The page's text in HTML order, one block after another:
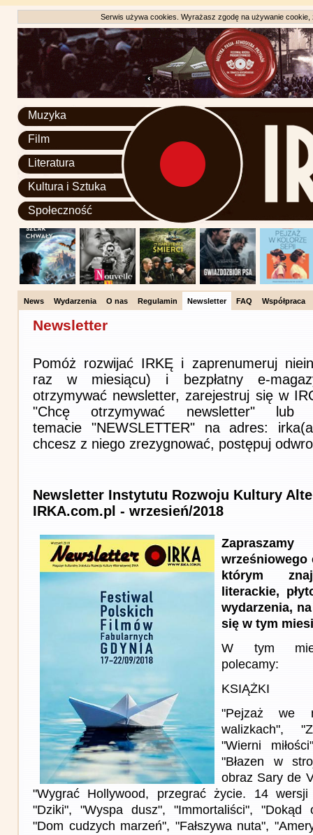
Serwis używa cookies. Wyrażasz zgodę na używanie
Muzyka
Film
Literatura
Kultura i Sztuka
Społeczność
News Wydarzenia O nas Regulamin Newsletter FAQ Współpraca
Newsletter
Pomóż rozwijać IRKĘ i zaprenumeruj
raz w miesiącu) i bezpłatny e-
otrzymywać newsletter, zarejestruj się w
"Chcę otrzymywać newsletter"
temacie "NEWSLETTER" na adres:
chcesz z niego zrezygnować, postępuj
Newsletter Instytutu Rozwoju Kultury
IRKA.com.pl - wrzesień/2018
wrześniowego
którym
literackie,
wydarzenia,
się w tym
W tym
polecamy:
KSIĄŻKI
"Pejzaż we
walizkach",
"Wierni
"Błazen w
obraz Sary de
"Wygrać Hollywood, przegrać życie. 14
"Dziki", "Wyspa dusz", "Immortaliści", "Dokąd
"Dom cudzych marzeń", "Fałszywa nuta",